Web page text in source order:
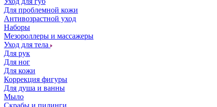
Для проблемной кожи
Антивозрастной уход
Наборы
Мезороллеры и массажеры
Уход для тела
Для рук
Для ног
Для кожи
Коррекция фигуры
Для душа и ванны
Мыло